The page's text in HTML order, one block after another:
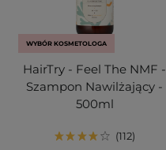
WYBÓR KOSMETOLOGA
HairTry - Feel The NMF -
Szampon Nawilżający -
500ml
112